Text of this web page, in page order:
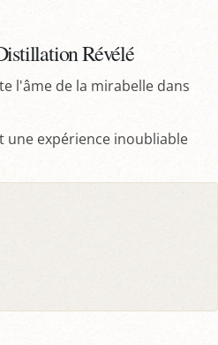
Révélé
l'âme de la mirabelle dans
une expérience inoubliable